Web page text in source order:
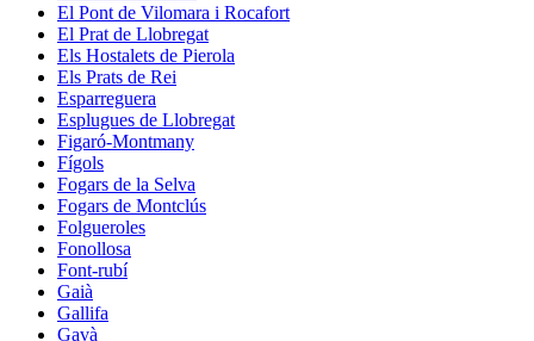
El Pont de Vilomara i Rocafort
El Prat de Llobregat
Els Hostalets de Pierola
Els Prats de Rei
Esparreguera
Esplugues de Llobregat
Figaró-Montmany
Fígols
Fogars de la Selva
Fogars de Montclús
Folgueroles
Fonollosa
Font-rubí
Gaià
Gallifa
Gavà